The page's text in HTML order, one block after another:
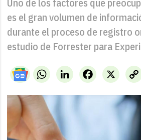
Uno de los factores que
es el gran volumen de
durante el proceso de registro
estudio de Forrester para
WhatsAppLinkedIn X
Facebook